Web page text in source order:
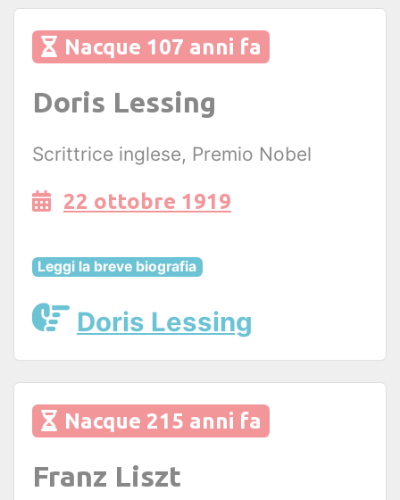
Nacque 107 anni fa
Doris Lessing
Scrittrice inglese, Premio Nobel
22 ottobre 1919
Leggi la breve biografia
Doris Lessing
Nacque 215 anni fa
Franz Liszt